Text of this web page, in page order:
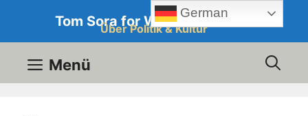
springen
Tom Sora for Western Culture
Über Politik & Kultur
Menü
German